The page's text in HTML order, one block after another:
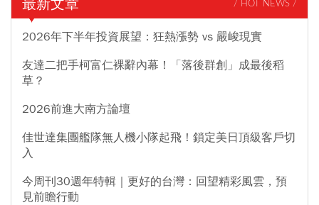
最新文章 / HOT NEWS /
2026年下半年投資展望：狂熱漲勢 vs 嚴峻現實
友達二把手柯富仁裸辭內幕！「落後群創」成最後稻
草？
2026前進大南方論壇
佳世達集團艦隊無人機小隊起飛！鎖定美日頂級客戶切
入
今周刊30週年特輯｜更好的台灣：回望精彩風雲，預
見前瞻行動